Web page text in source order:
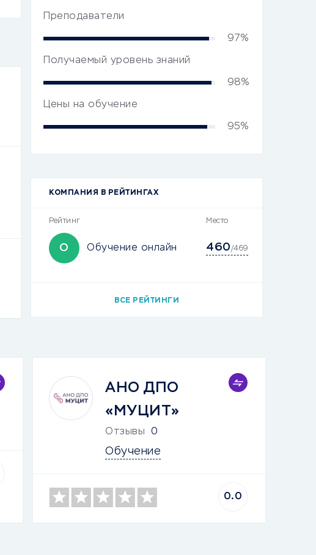
Преподаватели
97%
Получаемый уровень знаний
98%
Цены на обучение
95%
КОМПАНИЯ В РЕЙТИНГАХ
Рейтинг Место
О Обучение онлайн 460/469
ВСЕ РЕЙТИНГИ
АНО ДПО
«МУЦИТ»
Отзывы 0
Обучение
0.0